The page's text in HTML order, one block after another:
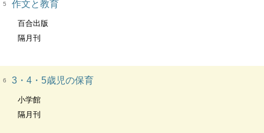
5 作文と教育
百合出版
隔月刊
6 3・4・5歳児の保育
小学館
隔月刊